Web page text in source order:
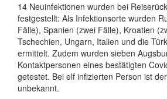
14 Neuinfektionen wurden bei
festgestellt: Als Infektionsorte wurden
Fälle), Spanien (zwei Fälle), Kroatien
Tschechien, Ungarn, Italien und die
ermittelt. Zudem wurden sieben
Kontaktpersonen eines bestätigten
getestet. Bei elf infizierten Person ist
unbekannt.